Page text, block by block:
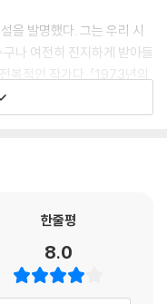
사나이의 이야기이기도 하
살고 있었다.
가 전혀 없어진다.
다. 그들은 일종의 저속함과
존재 자체보다는 진화 속
서 말이다. 진화는 물론 세
사람들의 근원적 욕망에
을 발명했다. 그는 우리 시
나 여전히 진지하게 받아들
복적인 작가다. 『1973년의
뒤를 엿볼 수 있는 드문 기회
다루는 우울과 아름다움의
한줄평
8.0